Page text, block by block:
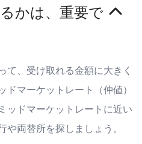
かは、重要で
て、受け取れる金額に大きく
マーケットレート（仲値）
ッドマーケットレートに近い
や両替所を探しましょう。